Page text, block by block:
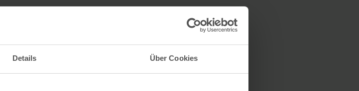
Details Über Cookies